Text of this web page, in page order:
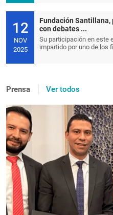
12
NOV
2025
Fundación Santillana,
con debates ...
Su participación en este
impartido por uno de los
Prensa Ver todos